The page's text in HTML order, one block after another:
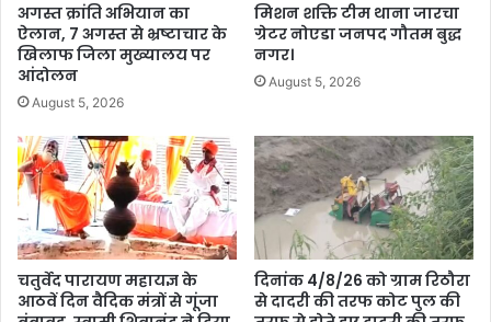
अगस्त क्रांति अभियान का
ऐलान, 7 अगस्त से भ्रष्टाचार के
खिलाफ जिला मुख्यालय पर
आंदोलन
August 5, 2026
मिशन शक्ति टीम थाना जारचा
ग्रेटर नोएडा जनपद गौतम बुद्ध
नगर।
August 5, 2026
चतुर्वेद पारायण महायज्ञ के
आठवें दिन वैदिक मंत्रों से गूंजा
दिनांक 4/8/26 को ग्राम रिठौरा
से दादरी की तरफ कोट पुल की